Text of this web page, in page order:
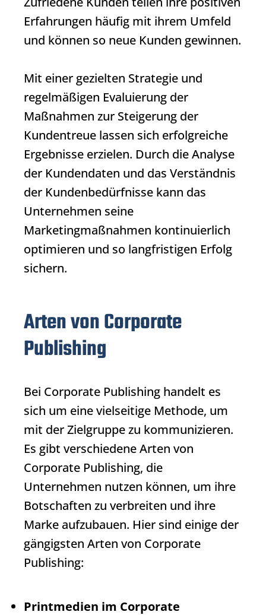
Erfahrungen häufig mit ihrem Umfeld
und können so neue Kunden gewinnen.
Mit einer gezielten Strategie und
regelmäßigen Evaluierung der
Maßnahmen zur Steigerung der
Kundentreue lassen sich erfolgreiche
Ergebnisse erzielen. Durch die Analyse
der Kundendaten und das Verständnis
der Kundenbedürfnisse kann das
Unternehmen seine
Marketingmaßnahmen kontinuierlich
optimieren und so langfristigen Erfolg
sichern.
Arten von Corporate
Publishing
Bei Corporate Publishing handelt es
sich um eine vielseitige Methode, um
mit der Zielgruppe zu kommunizieren.
Es gibt verschiedene Arten von
Corporate Publishing, die
Unternehmen nutzen können, um ihre
Botschaften zu verbreiten und ihre
Marke aufzubauen. Hier sind einige der
gängigsten Arten von Corporate
Publishing:
Printmedien im Corporate